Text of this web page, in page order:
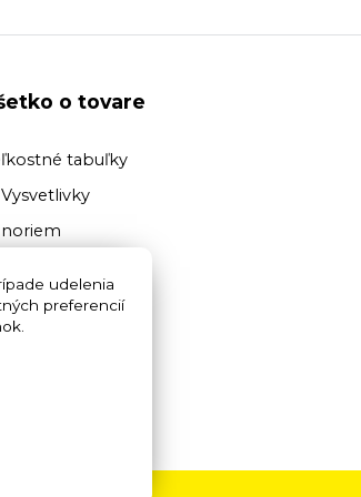
o tovare
tabuľky
Vysvetlivky
noriem
materiálov
udelenia
preferencií